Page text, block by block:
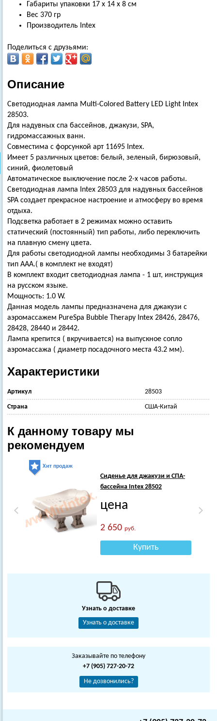
Габариты упаковки 17 х 14 х 8 см
Вес 370 гр
Производитель Intex
Поделиться с друзьями:
Описание
Светодиодная лампа Multi-Colored Battery LED Light Intex
28503.
Для надувных спа бассейнов, джакузи, SPA,
гидромассажных ванн.
Совместима с форсункой арт 11695 Intex.
Имеет 5 различных цветов: белый, зеленый, бирюзовый,
синий, фиолетовый
Автоматическое выключение после 2-х часов работы.
Светодиодная лампа Intex 28503 для надувных бассейнов
SPA создает прекрасное настроение и атмосферу во время
отдыха.
Подсветка работает в 2 режимах можно оставить
статический (постоянный) тип работы, либо переключить
на плавную смену цвета.
Для работы светодиодной лампы необходимы 3 батарейки
тип ААА.( в комплект не входят)
В комплект входит светодиодная лампа - 1 шт, инструкция
на русском языке.
Мощность: 1.0 W.
Данная модель лампы предназначена для джакузи с
аэромассажем PureSpa Bubble Therapy Intex 28426, 28476,
28428, 28440 и 28442.
Лампа крепится ( вкручивается) на выпускное сопло
аэромассажа ( диаметр посадочного места 43.2 мм).
Характеристики
Артикул 28503
Страна США-Китай
К данному товару мы
рекомендуем
Хит продаж
Сиденье для джакузи и СПА-
бассейна Intex 28502
цена
2 650 руб.
Купить
Узнать о доставке
Узнать о доставке
Заказывайте по телефону
+7 (905) 727-20-72
Не дозвонились?